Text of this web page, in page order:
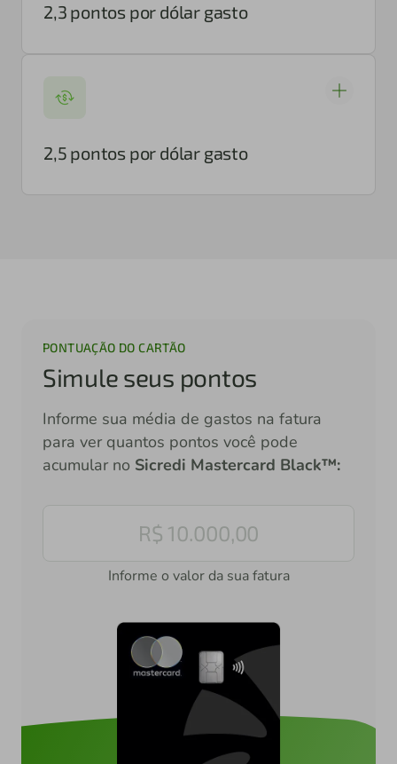
2,3 pontos por dólar gasto
2,5 pontos por dólar gasto
PONTUAÇÃO DO CARTÃO
Simule seus pontos
Informe sua média de gastos na fatura
para ver quantos pontos você pode
acumular no Sicredi Mastercard Black™:
Informe o valor da sua fatura